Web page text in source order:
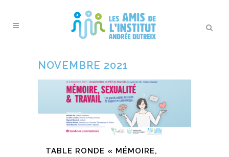
NOVEMBRE 2021
TABLE RONDE « MÉMOIRE,